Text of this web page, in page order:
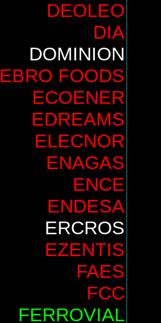
DEOLEO
DIA
DOMINION
EBRO FOODS
ECOENER
EDREAMS
ELECNOR
ENAGAS
ENCE
ENDESA
ERCROS
EZENTIS
FAES
FCC
FERROVIAL